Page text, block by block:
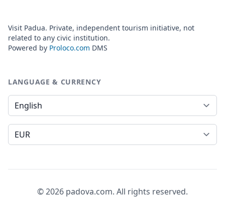
Visit Padua. Private, independent tourism initiative, not
related to any civic institution.
Powered by Proloco.com DMS
LANGUAGE & CURRENCY
Language
Currency
© 2026 padova.com. All rights reserved.